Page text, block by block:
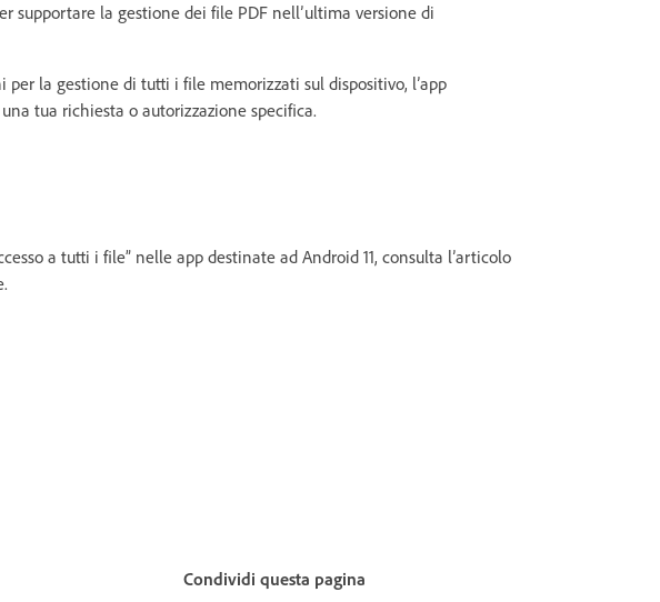
la gestione dei file PDF nell’ultima versione di
la gestione di tutti i file memorizzati sul dispositivo, l’app
tua richiesta o autorizzazione specifica.
a tutti i file” nelle app destinate ad Android 11, consulta l’articolo
Condividi questa pagina